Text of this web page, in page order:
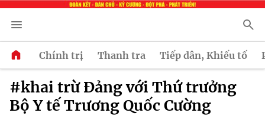
Chính trị Thanh tra Tiếp dân, Khiếu tố
#khai trừ Đảng với Thứ trưởng
Bộ Y tế Trương Quốc Cường